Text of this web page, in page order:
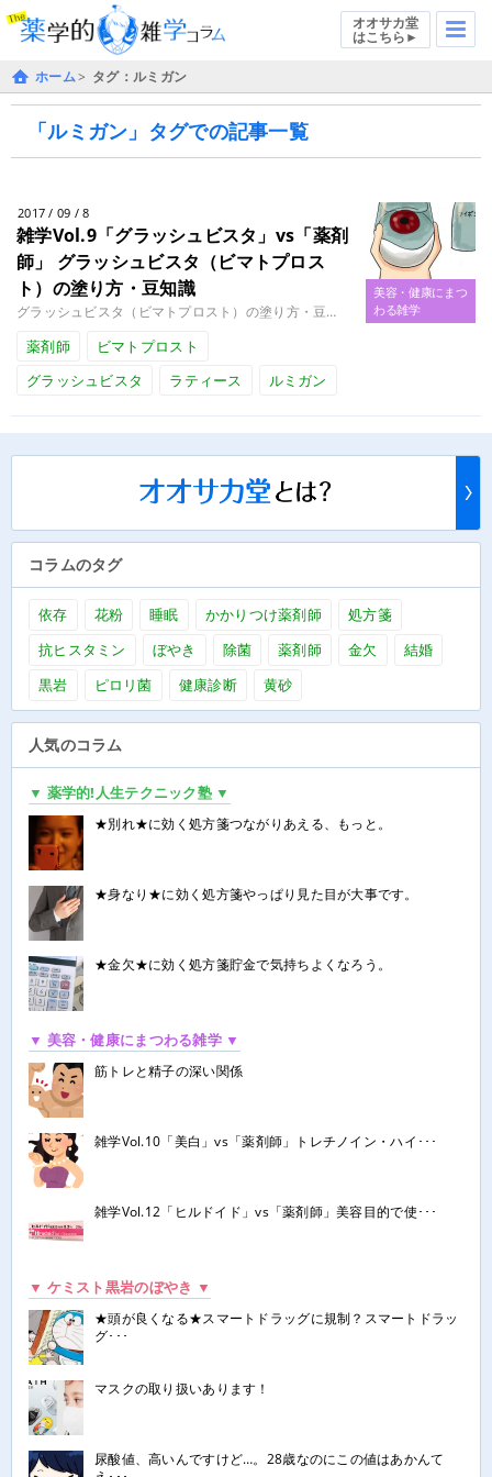
オオサカ堂
はこちら►
ホーム タグ：ルミガン
「ルミガン」タグでの記事一覧
美容・健康にまつ
わる雑学
2017 / 09 / 8
雑学Vol.9「グラッシュビスタ」vs「薬剤
師」
グラッシュビスタ（ビマトプロス
ト）の塗り方・豆知識
グラッシュビスタ（ビマトプロスト）の塗り方・豆知識こんにちは、ケミスト黒岩です。 今日のテーマはグラッシュビスタ（ビマト........
薬剤師
ビマトプロスト
グラッシュビスタ
ラティース ルミガン
コラムのタグ
依存 花粉 睡眠 かかりつけ薬剤師
処方箋
抗ヒスタミン
ぼやき 除菌 薬剤師 金欠
結婚
黒岩
ピロリ菌 健康診断 黄砂
人気のコラム
▼ 薬学的!人生テクニック塾 ▼
★別れ★に効く処方箋つながりあえる、もっと。
★身なり★に効く処方箋やっぱり見た目が大事です。
★金欠★に効く処方箋貯金で気持ちよくなろう。
▼ 美容・健康にまつわる雑学 ▼
筋トレと精子の深い関係
雑学Vol.10「美白」vs「薬剤師」トレチノイン・ハイ･･･
雑学Vol.12「ヒルドイド」vs「薬剤師」美容目的で使･･･
▼ ケミスト黒岩のぼやき ▼
★頭が良くなる★スマートドラッグに規制？スマートドラッ
グ･･･
マスクの取り扱いあります！
尿酸値、高いんですけど…。28歳なのにこの値はあかんて